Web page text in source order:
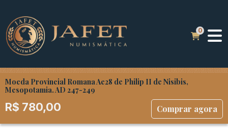
Moeda Provincial Romana Ae28 de Philip II de Nisibis,
Mesopotamia. AD 247-249
R$ 780,00 Comprar agora